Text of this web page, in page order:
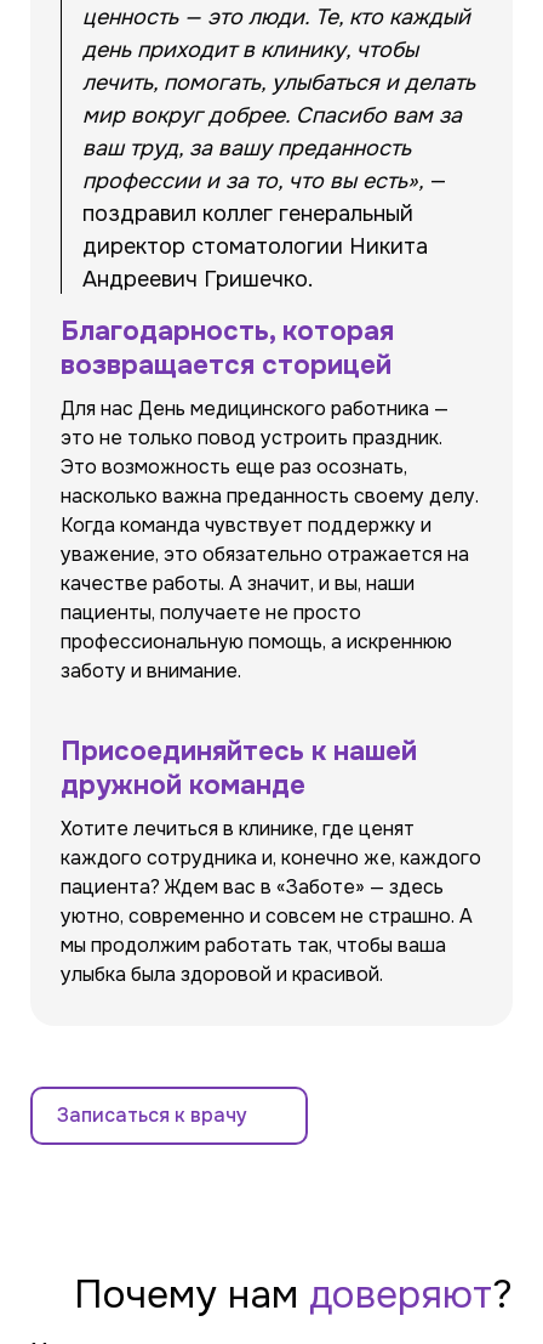
ценность — это люди. Те, кто каждый
день приходит в клинику, чтобы
лечить, помогать, улыбаться и делать
мир вокруг добрее. Спасибо вам за
ваш труд, за вашу преданность
профессии и за то, что вы есть», —
поздравил коллег генеральный
директор стоматологии Никита
Андреевич Гришечко.
Благодарность, которая
возвращается сторицей
Для нас День медицинского работника —
это не только повод устроить праздник.
Это возможность еще раз осознать,
насколько важна преданность своему делу.
Когда команда чувствует поддержку и
уважение, это обязательно отражается на
качестве работы. А значит, и вы, наши
пациенты, получаете не просто
профессиональную помощь, а искреннюю
заботу и внимание.
Присоединяйтесь к нашей
дружной команде
Хотите лечиться в клинике, где ценят
каждого сотрудника и, конечно же, каждого
пациента? Ждем вас в «Заботе» — здесь
уютно, современно и совсем не страшно. А
мы продолжим работать так, чтобы ваша
улыбка была здоровой и красивой.
Записаться к врачу
Почему нам доверяют?